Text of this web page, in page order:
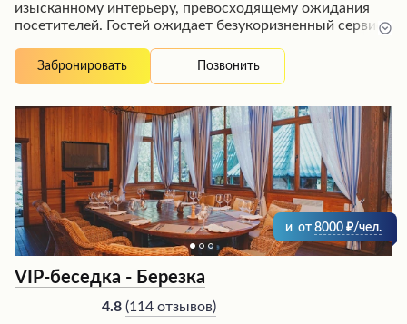
изысканному интерьеру, превосходящему ожидания
посетителей. Гостей ожидает безукоризненный сервис
оперативно обслуживает заказы. Кулинарные изыски
высочайшего уровня и замечательный выбор напитков,
гастрономическое наслаждение. Проведение
корпоративных мероприятий в элегантном зале
сопровождается развлекательной программой,
оставляя незабываемые впечатления.
Забронировать Позвонить
и от 8000 /чел.
VIP-беседка - Березка
4.8 (114 отзывов)